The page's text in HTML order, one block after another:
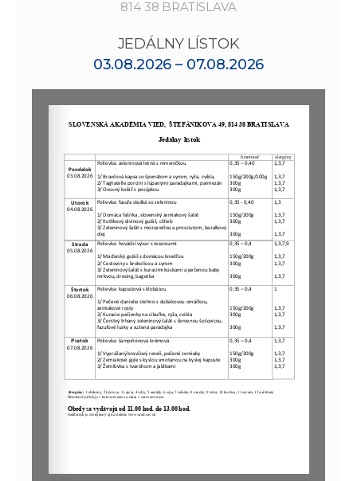
814 38 BRATISLAVA
JEDÁLNY LÍSTOK
03.08.2026 – 07.08.2026